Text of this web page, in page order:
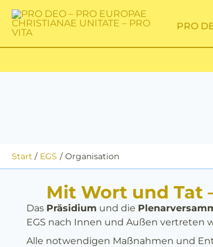
Inhalt
springen
PRO
Start EGS Organisation
Mit Wort und Tat
Das Präsidium und die
EGS nach Innen und Außen vertreten
Alle notwendigen Maßnahmen und